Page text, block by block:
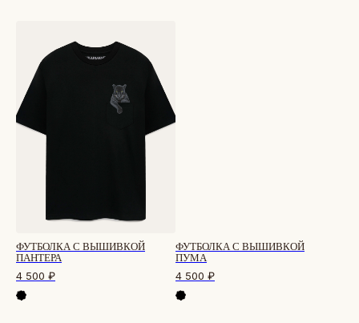
ФУТБОЛКА С ВЫШИВКОЙ
ПАНТЕРА
4 500 ₽
ФУТБОЛКА С ВЫШИВКОЙ
ПУМА
4 500 ₽